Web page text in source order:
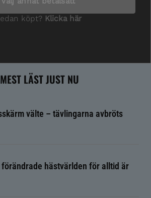
MEST LÄST JUST NU
välte – tävlingarna avbröts
förändrade hästvärlden för alltid är